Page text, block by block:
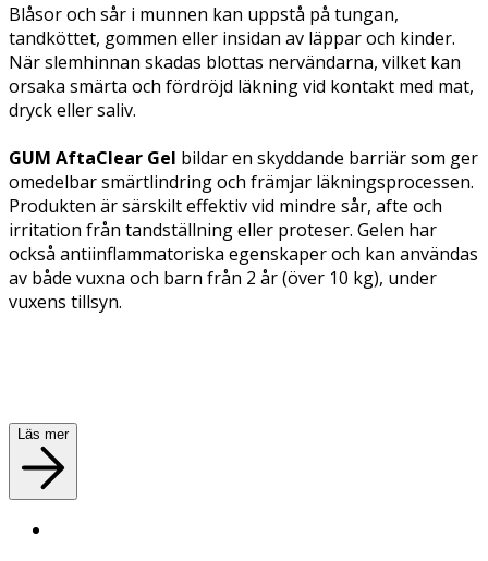
Blåsor och sår i munnen kan uppstå på tungan,
tandköttet, gommen eller insidan av läppar och kinder.
När slemhinnan skadas blottas nervändarna, vilket kan
orsaka smärta och fördröjd läkning vid kontakt med mat,
dryck eller saliv.
GUM AftaClear Gel bildar en skyddande barriär som ger
omedelbar smärtlindring och främjar läkningsprocessen.
Produkten är särskilt effektiv vid mindre sår, afte och
irritation från tandställning eller proteser. Gelen har
också antiinflammatoriska egenskaper och kan användas
av både vuxna och barn från 2 år (över 10 kg), under
vuxens tillsyn.
Läs mer